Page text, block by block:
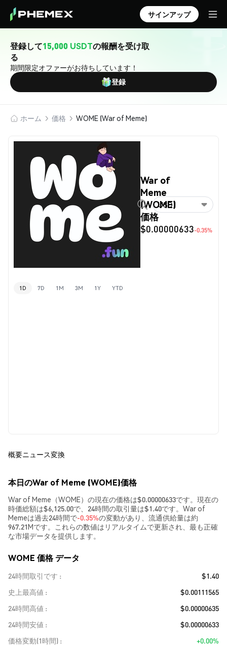
サインアップ
登録して15,000 USDTの報酬を受け取
る
期間限定オファーがお待ちしています！
登録
ホーム 価格 WOME (War of Meme)
War of
Meme
(WOME)
価格
$0.00000633-0.35%
USD
1D 7D 1M 3M 1Y YTD
概要ニュース変換
本日のWar of Meme (WOME)価格
War of Meme（WOME）の現在の価格は$0.00000633です。現在の
時価総額は$6,125.00で、24時間の取引量は$1.40です。War of
Memeは過去24時間で-0.35%の変動があり、流通供給量は約
967.21Mです。これらの数値はリアルタイムで更新され、最も正確
な市場データを提供します。
WOME 価格 データ
24時間取引です
$1.40
史上最高値
$0.00111565
24時間高値
$0.00000635
24時間安値
$0.00000633
価格変動(1時間)
+0.00%